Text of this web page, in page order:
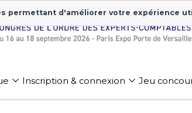
Inscription & connexion Jeu
permettant d'améliorer votre expérience